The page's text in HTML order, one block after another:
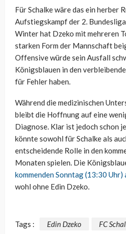
Für Schalke wäre das ein herber
Aufstiegskampf der 2.
Winter hat Dzeko mit mehreren
starken Form der Mannschaft
Offensive würde sein Ausfall
Königsblauen in den
für Fehler haben.
Während die medizinischen
bleibt die Hoffnung auf eine
Diagnose. Klar ist jedoch schon
könnte sowohl für Schalke als
entscheidende Rolle in den
Monaten spielen. Die
kommenden Sonntag (13:30 Uhr)
wohl ohne Edin Dzeko.
Tags : Edin Dzeko FC